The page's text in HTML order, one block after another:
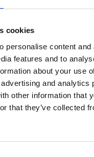
cookies
personalise content and
features and to
about your use
and analytics
other information that
that they’ve collected
লাইসেন্স প্রয়োজনীয় হবে (বা
গ্রহণ করবে বলে আশা করা হচ্ছে।
বৈধতা সম্পর্কে কোনও সন্দেহ বা
পক্ষে, সেই ব্যক্তিকে
করার অধিকার সংরক্ষণ করবেন।
আপনার প্রশ্নের